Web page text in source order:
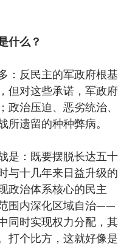
什么？
：反民主的军政府根基
但对这些承诺，军政府
政治压迫、恶劣统治、
遗留的种种弊病。
是：既要摆脱长达五十
与十几年来日益升级的
政治体系核心的民主
围内深化区域自治——
同时实现权力分配，其
打个比方，这就好像是